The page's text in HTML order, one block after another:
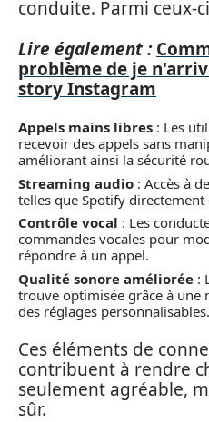
conduite. Parmi ceux-
Lire également :
problème de je
story Instagram
Appels mains libres : Les
recevoir des appels sans
améliorant ainsi la sécurité
Streaming audio : Accès à
telles que Spotify directement
Contrôle vocal : Les
commandes vocales pour
répondre à un appel.
Qualité sonore améliorée :
trouve optimisée grâce à une
des réglages personnalisables.
Ces éléments de
contribuent à rendre
seulement agréable,
sûr.